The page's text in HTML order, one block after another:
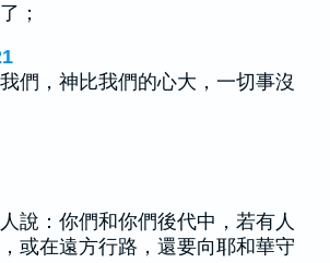
；
們，神比我們的心大，一切事沒
說：你們和你們後代中，若有人
或在遠方行路，還要向耶和華守